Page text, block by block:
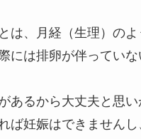
は、月経（生理）の
には排卵が伴ってい
あるから大丈夫と思い
ば妊娠はできませんし